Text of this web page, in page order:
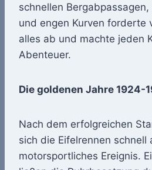
schnellen
und engen Kurven forderte
alles ab und machte jeden
Abenteuer.
Die goldenen Jahre 1924-
Nach dem erfolgreichen
sich die Eifelrennen schnell
motorsportliches Ereignis.